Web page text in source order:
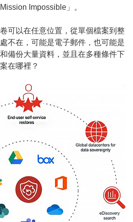
Impossible」。
可以在任意位置，從單個檔案到整
不在，可能是電子郵件，也可能是
備份大量資料，並且在多種條件下
在哪裡？